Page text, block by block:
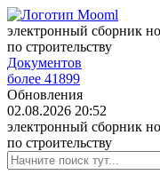
электронный сборник
по строительству
Документов
более 41899
Обновления
02.08.2026 20:52
электронный сборник
по строительству